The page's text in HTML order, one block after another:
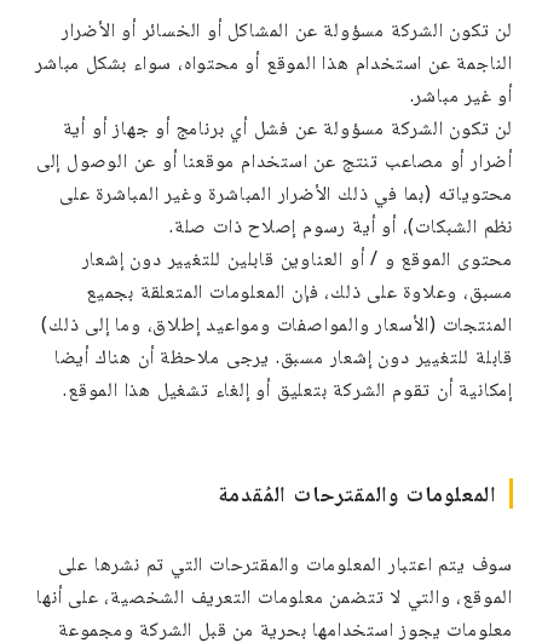
لن تكون الشركة مسؤولة عن المشاكل أو الخسائر أو الأضرار
الناجمة عن استخدام هذا الموقع أو محتواه، سواء بشكل مباشر
أو غير مباشر.
لن تكون الشركة مسؤولة عن فشل أي برنامج أو جهاز أو أية
أضرار أو مصاعب تنتج عن استخدام موقعنا أو عن الوصول إلى
محتوياته (بما في ذلك الأضرار المباشرة وغير المباشرة على
نظم الشبكات)، أو أية رسوم إصلاح ذات صلة.
محتوى الموقع و / أو العناوين قابلين للتغيير دون إشعار
مسبق، وعلاوة على ذلك، فإن المعلومات المتعلقة بجميع
المنتجات (الأسعار والمواصفات ومواعيد إطلاق، وما إلى ذلك)
قابلة للتغيير دون إشعار مسبق. يرجى ملاحظة أن هناك أيضا
إمكانية أن تقوم الشركة بتعليق أو إلغاء تشغيل هذا الموقع.
المعلومات والمقترحات المُقدمة
سوف يتم اعتبار المعلومات والمقترحات التي تم نشرها على
الموقع، والتي لا تتضمن معلومات التعريف الشخصية، على أنها
معلومات يجوز استخدامها بحرية من قبل الشركة ومجموعة